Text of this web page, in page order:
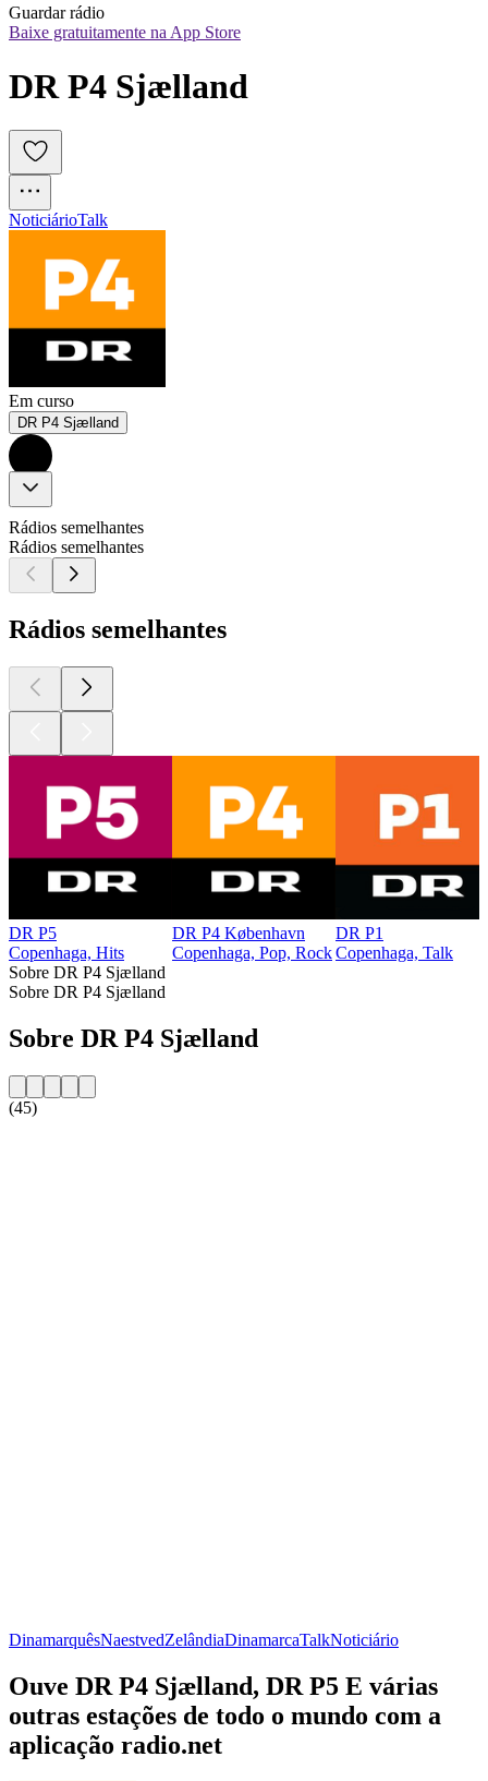
Guardar rádio
Baixe gratuitamente na App Store
DR P4 Sjælland
NoticiárioTalk
Em curso
DR P4 Sjælland
Rádios semelhantes
Rádios semelhantes
Rádios semelhantes
DR P5
Copenhaga, Hits
DR P4 København
Copenhaga, Pop, Rock
DR P1
Copenhaga, Talk
Sobre DR P4 Sjælland
Sobre DR P4 Sjælland
Sobre DR P4 Sjælland
(45)
DinamarquêsNaestvedZelândiaDinamarcaTalkNoticiário
Ouve DR P4 Sjælland, DR P5 E várias
outras estações de todo o mundo com a
aplicação radio.net